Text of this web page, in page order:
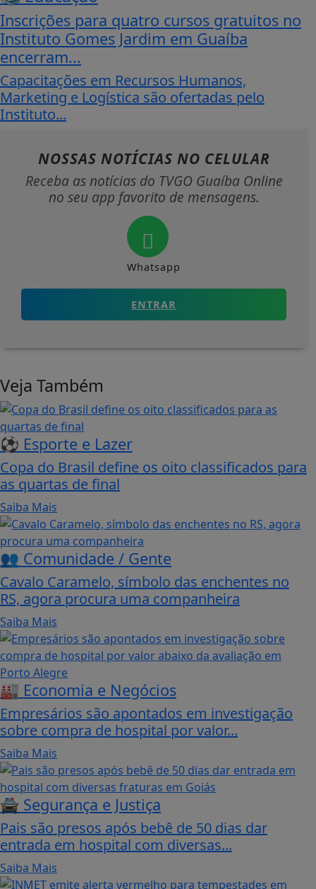
Inscrições para quatro cursos gratuitos no
Instituto Gomes Jardim em Guaíba
encerram...
Capacitações em Recursos Humanos,
Marketing e Logística são ofertadas pelo
Instituto...
NOSSAS NOTÍCIAS NO CELULAR
Receba as notícias do TVGO Guaíba Online
no seu app favorito de mensagens.
Whatsapp
ENTRAR
Veja Também
⚽ Esporte e Lazer
Copa do Brasil define os oito classificados para
as quartas de final
Saiba Mais
👥 Comunidade / Gente
Cavalo Caramelo, símbolo das enchentes no
RS, agora procura uma companheira
Saiba Mais
🏭 Economia e Negócios
Empresários são apontados em investigação
sobre compra de hospital por valor...
Saiba Mais
🚔 Segurança e Justiça
Pais são presos após bebê de 50 dias dar
entrada em hospital com diversas...
Saiba Mais